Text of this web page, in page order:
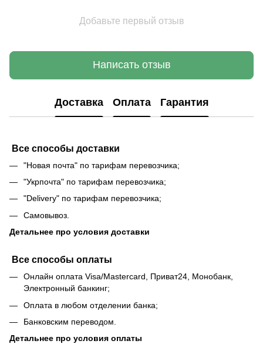
Добавьте первый отзыв
Написать отзыв
Доставка Оплата Гарантия
Все способы доставки
"Новая почта" по тарифам перевозчика;
"Укрпочта" по тарифам перевозчика;
"Delivery" по тарифам перевозчика;
Самовывоз.
Детальнее про условия доставки
Все способы оплаты
Онлайн оплата Visa/Mastercard, Приват24, Монобанк,
Электронный банкинг;
Оплата в любом отделении банка;
Банковским переводом.
Детальнее про условия оплаты